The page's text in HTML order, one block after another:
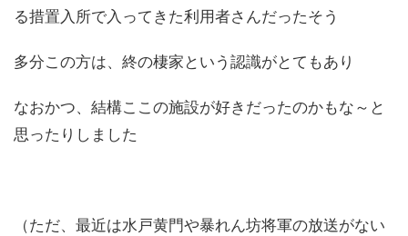
る措置入所で入ってきた利用者さんだったそう
多分この方は、終の棲家という認識がとてもあり
なおかつ、結構ここの施設が好きだったのかもな～と
思ったりしました
（ただ、最近は水戸黄門や暴れん坊将軍の放送がない